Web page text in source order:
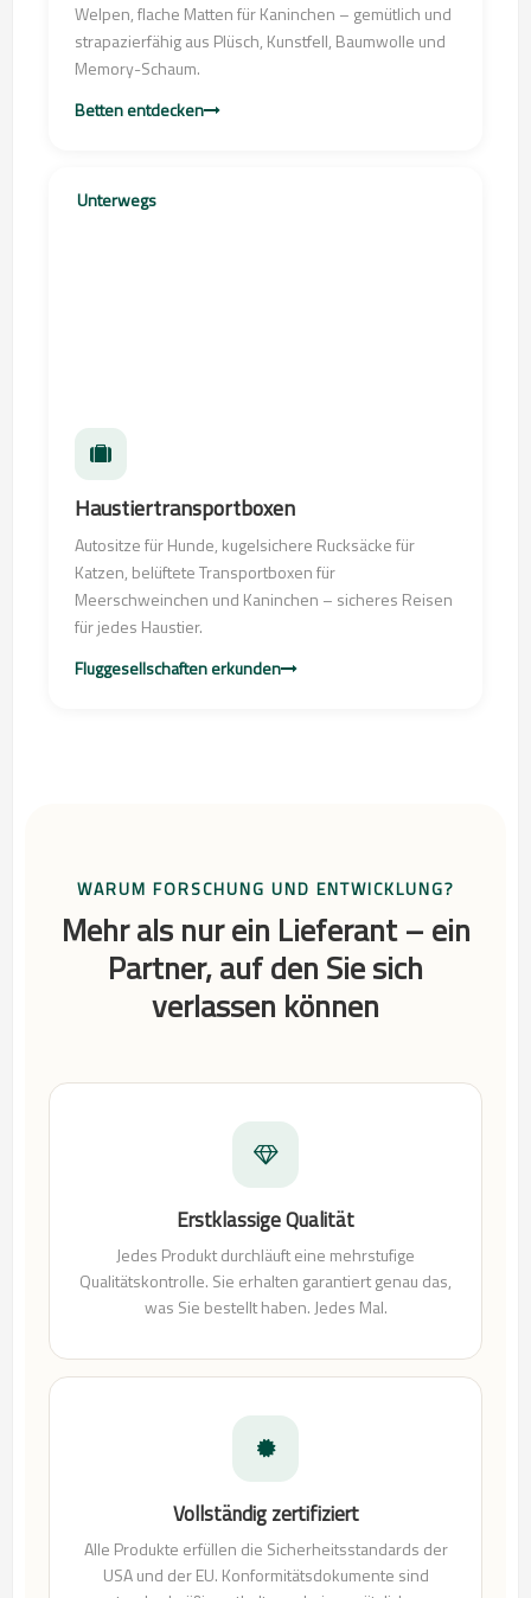
Welpen, flache Matten für Kaninchen – gemütlich und
strapazierfähig aus Plüsch, Kunstfell, Baumwolle und
Memory-Schaum.
Betten entdecken
Unterwegs
Haustiertransportboxen
Autositze für Hunde, kugelsichere Rucksäcke für
Katzen, belüftete Transportboxen für
Meerschweinchen und Kaninchen – sicheres Reisen
für jedes Haustier.
Fluggesellschaften erkunden
WARUM FORSCHUNG UND ENTWICKLUNG?
Mehr als nur ein Lieferant – ein
Partner, auf den Sie sich
verlassen können
Erstklassige Qualität
Jedes Produkt durchläuft eine mehrstufige
Qualitätskontrolle. Sie erhalten garantiert genau das,
was Sie bestellt haben. Jedes Mal.
Vollständig zertifiziert
Alle Produkte erfüllen die Sicherheitsstandards der
USA und der EU. Konformitätsdokumente sind